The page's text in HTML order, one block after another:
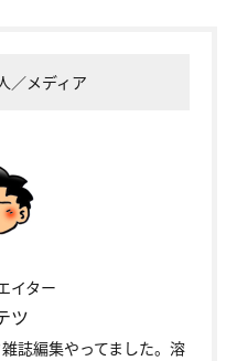
／メディア
イター
ツ
誌編集やってました。溶